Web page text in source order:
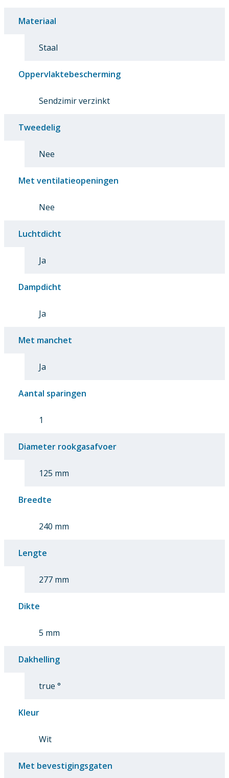
Materiaal
Staal
Oppervlaktebescherming
Sendzimir verzinkt
Tweedelig
Nee
Met ventilatieopeningen
Nee
Luchtdicht
Ja
Dampdicht
Ja
Met manchet
Ja
Aantal sparingen
1
Diameter rookgasafvoer
125 mm
Breedte
240 mm
Lengte
277 mm
Dikte
5 mm
Dakhelling
true °
Kleur
Wit
Met bevestigingsgaten